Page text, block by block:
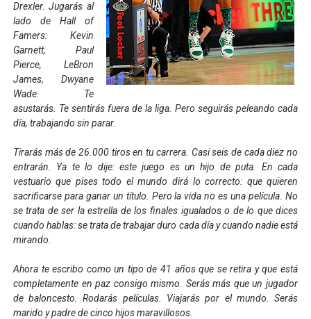
Drexler. Jugarás al
lado de Hall of
Famers: Kevin
Garnett, Paul
Pierce, LeBron
James, Dwyane
Wade. Te
asustarás. Te sentirás fuera de la liga. Pero seguirás peleando cada
día, trabajando sin parar.
Tirarás más de 26.000 tiros en tu carrera. Casi seis de cada diez no
entrarán. Ya te lo dije: este juego es un hijo de puta. En cada
vestuario que pises todo el mundo dirá lo correcto: que quieren
sacrificarse para ganar un título. Pero la vida no es una película. No
se trata de ser la estrella de los finales igualados o de lo que dices
cuando hablas: se trata de trabajar duro cada día y cuando nadie está
mirando.
Ahora te escribo como un tipo de 41 años que se retira y que está
completamente en paz consigo mismo. Serás más que un jugador
de baloncesto. Rodarás películas. Viajarás por el mundo. Serás
marido y padre de cinco hijos maravillosos.